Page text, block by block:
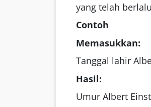
yang telah
Contoh
Memasukkan:
Tanggal lahir
Hasil:
Umur Albert